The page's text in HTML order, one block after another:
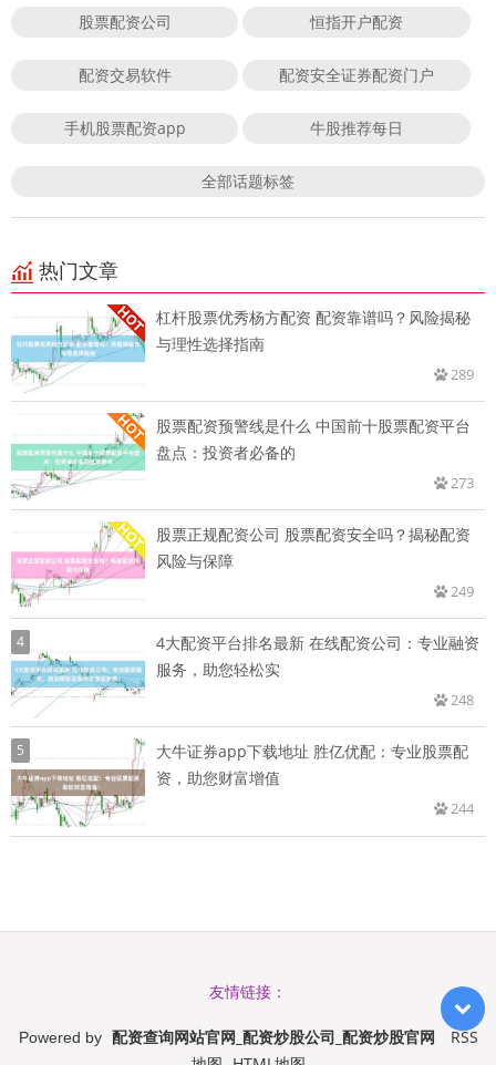
股票配资公司 恒指开户配资
配资交易软件 配资安全证券配资门户
手机股票配资app 牛股推荐每日
全部话题标签
热门文章
杠杆股票优秀杨方配资 配资靠谱吗？风险揭秘
与理性选择指南
289
股票配资预警线是什么 中国前十股票配资平台
盘点：投资者必备的
273
股票正规配资公司 股票配资安全吗？揭秘配资
风险与保障
249
4
4大配资平台排名最新 在线配资公司：专业融资
服务，助您轻松实
248
5
大牛证券app下载地址 胜亿优配：专业股票配
资，助您财富增值
244
友情链接：
Powered by 配资查询网站官网_配资炒股公司_配资炒股官网
RSS